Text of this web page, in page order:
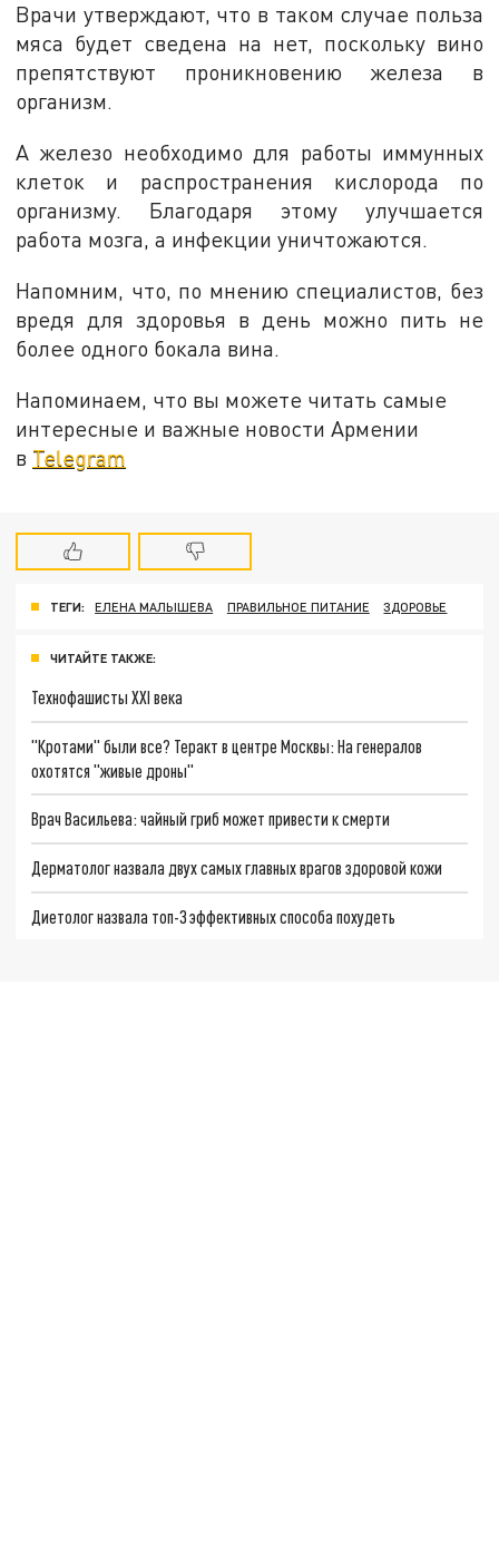
Врачи утверждают, что в таком случае польза
мяса будет сведена на нет, поскольку вино
препятствуют проникновению железа в
организм.
А железо необходимо для работы иммунных
клеток и распространения кислорода по
организму. Благодаря этому улучшается
работа мозга, а инфекции уничтожаются.
Напомним, что, по мнению специалистов, без
вредя для здоровья в день можно пить не
более одного бокала вина.
Напоминаем, что вы можете читать самые
интересные и важные новости Армении
в Telegram
ТЕГИ: ЕЛЕНА МАЛЫШЕВА ПРАВИЛЬНОЕ ПИТАНИЕ ЗДОРОВЬЕ
ЧИТАЙТЕ ТАКЖЕ:
Технофашисты XXI века
"Кротами" были все? Теракт в центре Москвы: На генералов
охотятся "живые дроны"
Врач Васильева: чайный гриб может привести к смерти
Дерматолог назвала двух самых главных врагов здоровой кожи
Диетолог назвала топ-3 эффективных способа похудеть